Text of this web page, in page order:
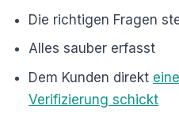
Die richtigen Fragen
Alles sauber erfasst
Dem Kunden direkt
Verifizierung schickt